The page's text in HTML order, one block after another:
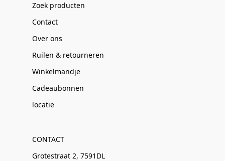
Zoek producten
Contact
Over ons
Ruilen & retourneren
Winkelmandje
Cadeaubonnen
locatie
CONTACT
Grotestraat 2, 7591DL